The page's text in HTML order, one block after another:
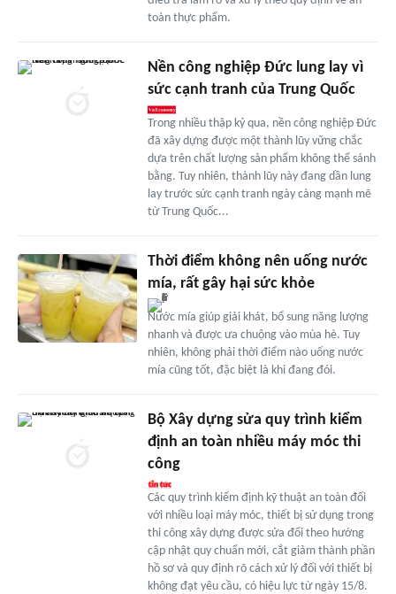
toàn thực phẩm.
Nền công nghiệp Đức lung lay vì
sức cạnh tranh của Trung Quốc
Trong nhiều thập kỷ qua, nền công nghiệp Đức
đã xây dựng được một thành lũy vững chắc
dựa trên chất lượng sản phẩm không thể sánh
bằng. Tuy nhiên, thành lũy này đang dần lung
lay trước sức cạnh tranh ngày càng mạnh mẽ
từ Trung Quốc...
Thời điểm không nên uống nước
mía, rất gây hại sức khỏe
Nước mía giúp giải khát, bổ sung năng lượng
nhanh và được ưa chuộng vào mùa hè. Tuy
nhiên, không phải thời điểm nào uống nước
mía cũng tốt, đặc biệt là khi đang đói.
Bộ Xây dựng sửa quy trình kiểm
định an toàn nhiều máy móc thi
công
Các quy trình kiểm định kỹ thuật an toàn đối
với nhiều loại máy móc, thiết bị sử dụng trong
thi công xây dựng được sửa đổi theo hướng
cập nhật quy chuẩn mới, cắt giảm thành phần
hồ sơ và quy định rõ cách xử lý đối với thiết bị
không đạt yêu cầu, có hiệu lực từ ngày 15/8.